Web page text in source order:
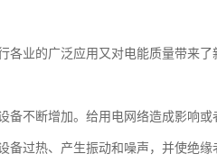
各业的广泛应用又对电能质量带来了
备不断增加。给用电网络造成影响或
备过热、产生振动和噪声，并使绝缘